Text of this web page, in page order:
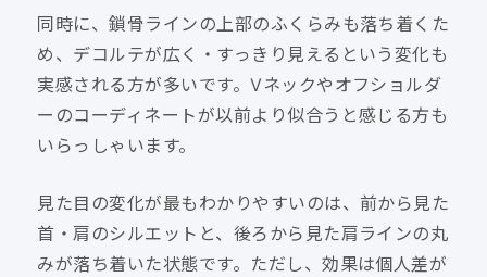
同時に、鎖骨ラインの上部のふくらみも落ち着くた
め、デコルテが広く・すっきり見えるという変化も
実感される方が多いです。Vネックやオフショルダ
ーのコーディネートが以前より似合うと感じる方も
いらっしゃいます。
見た目の変化が最もわかりやすいのは、前から見た
首・肩のシルエットと、後ろから見た肩ラインの丸
みが落ち着いた状態です。ただし、効果は個人差が